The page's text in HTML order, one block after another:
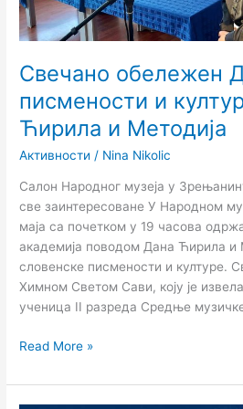
Свечано обележен
писмености и
Ћирила и Методија
Активности / Nina Nikolic
Салон Народног музеја у
све заинтересоване У Народном
маја са почетком у 19 часова
академија поводом Дана Ћирила и
словенске писмености и културе.
Химном Светом Сави, коју је
ученица II разреда Средње
Ћирила
и
Методија
Read More »